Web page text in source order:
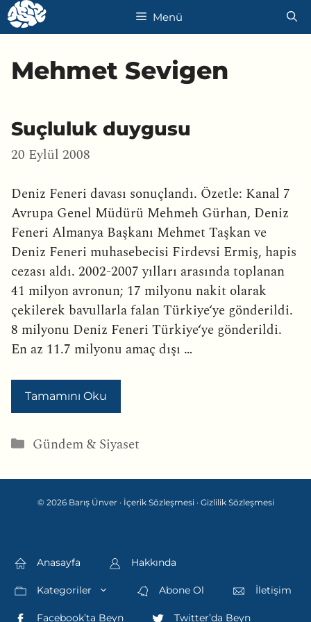
İçeriğe
atla
Menü
Mehmet Sevigen
Suçluluk duygusu
20 Eylül 2008
Deniz Feneri davası sonuçlandı. Özetle: Kanal 7
Avrupa Genel Müdürü Mehmeh Gürhan, Deniz
Feneri Almanya Başkanı Mehmet Taşkan ve
Deniz Feneri muhasebecisi Firdevsi Ermiş, hapis
cezası aldı. 2002-2007 yılları arasında toplanan
41 milyon avronun; 17 milyonu nakit olarak
çekilerek bavullarla falan Türkiye‘ye gönderildi.
8 milyonu Deniz Feneri Türkiye‘ye gönderildi.
En az 11.7 milyonu amaç dışı …
Tamamını Oku
Kategoriler
Gündem & Siyaset
© 2026 Barış Ünver · İçerik Sözleşmesi · Gizlilik Sözleşmesi
Anasayfa Hakkında
Kategoriler Abone Ol İletişim
Facebook’ta Beyn Twitter’da Beyn